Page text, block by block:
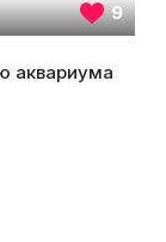
9
аквариума